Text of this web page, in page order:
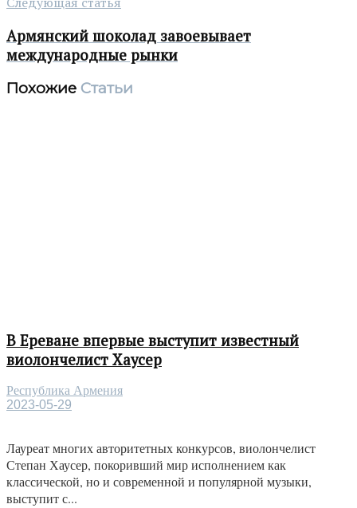
Армянский шоколад завоевывает
международные рынки
Похожие Статьи
В Ереване впервые выступит известный
виолончелист Хаусер
Республика Армения
2023-05-29
Лауреат многих авторитетных конкурсов, виолончелист
Степан Хаусер, покоривший мир исполнением как
классической, но и современной и популярной музыки,
выступит с...